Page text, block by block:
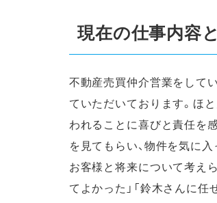
現在の仕事内容
不動産売買仲介営業をして
ていただいております。ほ
われることに喜びと責任を
を見てもらい、物件を気に
お客様と将来について考え
てよかった」「鈴木さんに